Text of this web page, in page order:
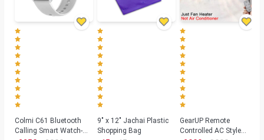
Colmi C61 Bluetooth
Calling Smart Watch-
9" x 12" Jachai Plastic
Shopping Bag
GearUP Remote
Controlled AC Style